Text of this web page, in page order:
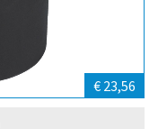
€ 23,56